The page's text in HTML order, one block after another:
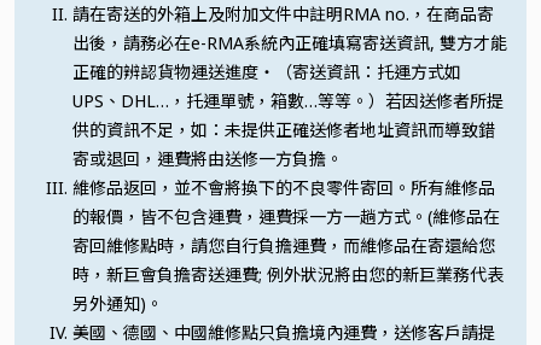
請在寄送的外箱上及附加文件中註明RMA no.，在商品寄
出後，請務必在e-RMA系統內正確填寫寄送資訊, 雙方才能
正確的辨認貨物運送進度‧（寄送資訊：托運方式如
UPS、DHL…，托運單號，箱數…等等。）若因送修者所提
供的資訊不足，如：未提供正確送修者地址資訊而導致錯
寄或退回，運費將由送修一方負擔。
維修品返回，並不會將換下的不良零件寄回。所有維修品
的報價，皆不包含運費，運費採一方一趟方式。(維修品在
寄回維修點時，請您自行負擔運費，而維修品在寄還給您
時，新巨會負擔寄送運費; 例外狀況將由您的新巨業務代表
另外通知)。
美國、德國、中國維修點只負擔境內運費，送修客戶請提